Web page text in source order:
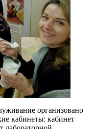
организовано
кабинеты: кабинет